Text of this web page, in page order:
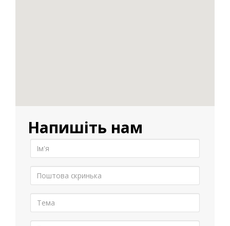
Напишіть нам